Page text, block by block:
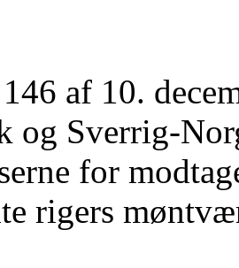
af 10.
og Sverrig-
for
rigers